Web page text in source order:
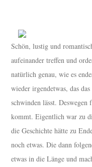
Schön, lustig und
aufeinander treffen und
natürlich genau, wie es
wieder irgendetwas, das
schwinden lässt.
kommt. Eigentlich war zu
die Geschichte hätte zu
noch etwas. Die dann
etwas in die Länge und